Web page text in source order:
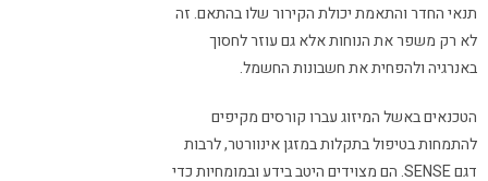
תנאי החדר והתאמת יכולת הקירור שלו בהתאם. זה
לא רק משפר את הנוחות אלא גם עוזר לחסוך
באנרגיה ולהפחית את חשבונות החשמל.
הטכנאים באשל המיזוג עברו קורסים מקיפים
להתמחות בטיפול בתקלות במזגן אינוורטר, לרבות
דגם SENSE. הם מצוידים היטב בידע ובמומחיות כדי